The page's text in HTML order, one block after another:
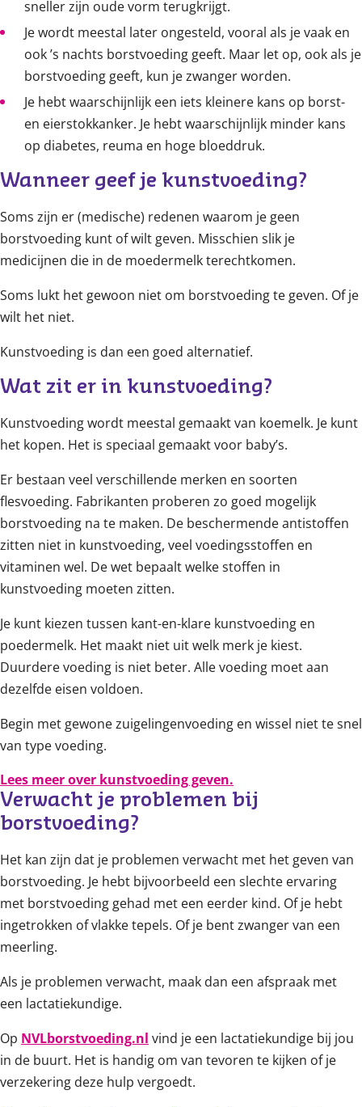
sneller zijn oude vorm terugkrijgt.
Je wordt meestal later ongesteld, vooral als je vaak en
ook ’s nachts borstvoeding geeft. Maar let op, ook als je
borstvoeding geeft, kun je zwanger worden.
Je hebt waarschijnlijk een iets kleinere kans op borst-
en eierstokkanker. Je hebt waarschijnlijk minder kans
op diabetes, reuma en hoge bloeddruk.
Wanneer geef je kunstvoeding?
Soms zijn er (medische) redenen waarom je geen
borstvoeding kunt of wilt geven. Misschien slik je
medicijnen die in de moedermelk terechtkomen.
Soms lukt het gewoon niet om borstvoeding te geven. Of je
wilt het niet.
Kunstvoeding is dan een goed alternatief.
Wat zit er in kunstvoeding?
Kunstvoeding wordt meestal gemaakt van koemelk. Je kunt
het kopen. Het is speciaal gemaakt voor baby’s.
Er bestaan veel verschillende merken en soorten
flesvoeding. Fabrikanten proberen zo goed mogelijk
borstvoeding na te maken. De beschermende antistoffen
zitten niet in kunstvoeding, veel voedingsstoffen en
vitaminen wel. De wet bepaalt welke stoffen in
kunstvoeding moeten zitten.
Je kunt kiezen tussen kant-en-klare kunstvoeding en
poedermelk. Het maakt niet uit welk merk je kiest.
Duurdere voeding is niet beter. Alle voeding moet aan
dezelfde eisen voldoen.
Begin met gewone zuigelingenvoeding en wissel niet te snel
van type voeding.
Lees meer over kunstvoeding geven.
Verwacht je problemen bij
borstvoeding?
Het kan zijn dat je problemen verwacht met het geven van
borstvoeding. Je hebt bijvoorbeeld een slechte ervaring
met borstvoeding gehad met een eerder kind. Of je hebt
ingetrokken of vlakke tepels. Of je bent zwanger van een
meerling.
Als je problemen verwacht, maak dan een afspraak met
een lactatiekundige.
Op NVLborstvoeding.nl vind je een lactatiekundige bij jou
in de buurt. Het is handig om van tevoren te kijken of je
verzekering deze hulp vergoedt.